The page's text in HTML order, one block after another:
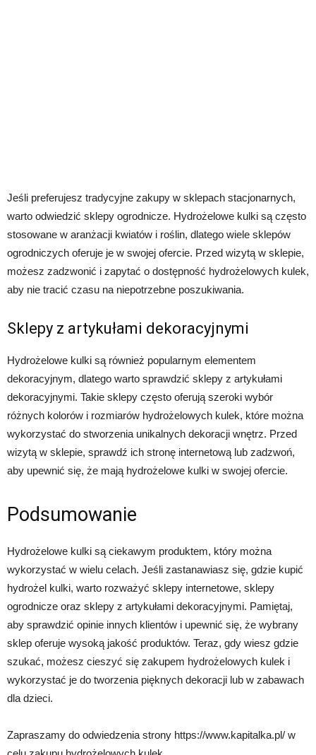
Jeśli preferujesz tradycyjne zakupy w sklepach stacjonarnych,
warto odwiedzić sklepy ogrodnicze. Hydrożelowe kulki są często
stosowane w aranżacji kwiatów i roślin, dlatego wiele sklepów
ogrodniczych oferuje je w swojej ofercie. Przed wizytą w sklepie,
możesz zadzwonić i zapytać o dostępność hydrożelowych kulek,
aby nie tracić czasu na niepotrzebne poszukiwania.
Sklepy z artykułami dekoracyjnymi
Hydrożelowe kulki są również popularnym elementem
dekoracyjnym, dlatego warto sprawdzić sklepy z artykułami
dekoracyjnymi. Takie sklepy często oferują szeroki wybór
różnych kolorów i rozmiarów hydrożelowych kulek, które można
wykorzystać do stworzenia unikalnych dekoracji wnętrz. Przed
wizytą w sklepie, sprawdź ich stronę internetową lub zadzwoń,
aby upewnić się, że mają hydrożelowe kulki w swojej ofercie.
Podsumowanie
Hydrożelowe kulki są ciekawym produktem, który można
wykorzystać w wielu celach. Jeśli zastanawiasz się, gdzie kupić
hydrożel kulki, warto rozważyć sklepy internetowe, sklepy
ogrodnicze oraz sklepy z artykułami dekoracyjnymi. Pamiętaj,
aby sprawdzić opinie innych klientów i upewnić się, że wybrany
sklep oferuje wysoką jakość produktów. Teraz, gdy wiesz gdzie
szukać, możesz cieszyć się zakupem hydrożelowych kulek i
wykorzystać je do tworzenia pięknych dekoracji lub w zabawach
dla dzieci.
Zapraszamy do odwiedzenia strony https://www.kapitalka.pl/ w